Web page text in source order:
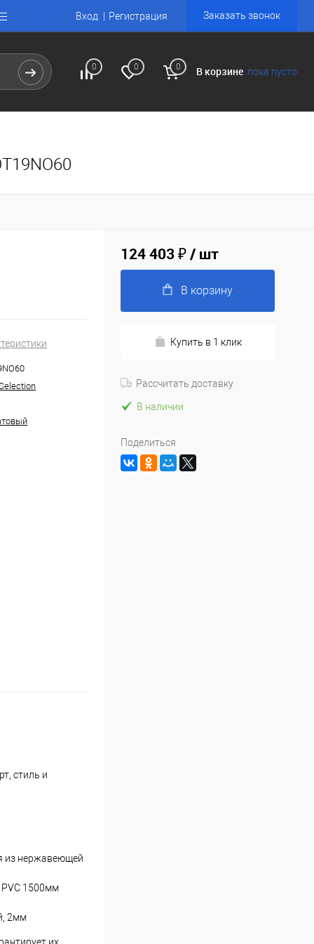
Вход Регистрация Заказать звонок
0 0 0 В корзине пока пусто
стиль и
из нержавеющей
PVC 1500мм
2мм
124 403 ₽/ шт
В корзину
Купить в 1 клик
Рассчитать доставку
В наличии
Поделиться